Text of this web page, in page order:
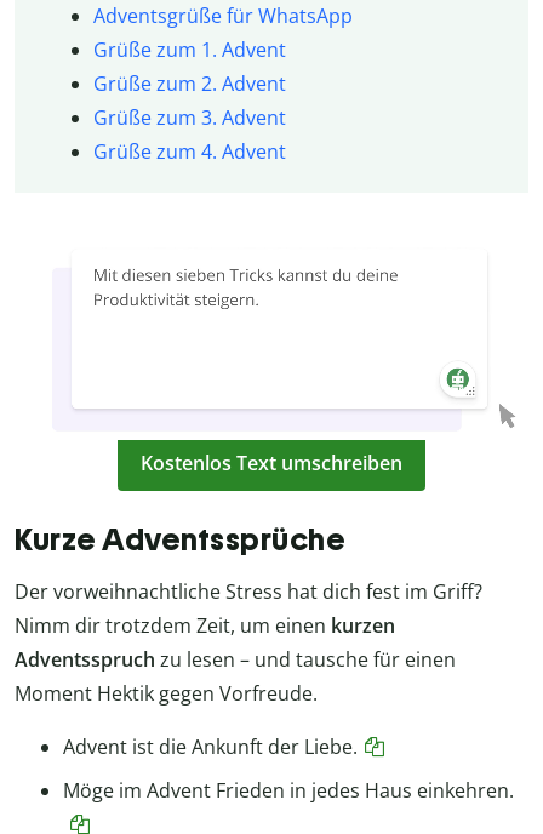
Adventsgrüße für WhatsApp
Grüße zum 1. Advent
Grüße zum 2. Advent
Grüße zum 3. Advent
Grüße zum 4. Advent
Kostenlos Text umschreiben
Kurze Adventssprüche
Der vorweihnachtliche Stress hat dich fest im Griff?
Nimm dir trotzdem Zeit, um einen kurzen
Adventsspruch zu lesen – und tausche für einen
Moment Hektik gegen Vorfreude.
Advent ist die Ankunft der Liebe.
Möge im Advent Frieden in jedes Haus einkehren.